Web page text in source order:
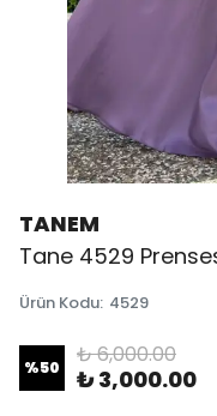
TANEM
Tane 4529
Ürün Kodu: 4529
%50 ₺ 6,000.00
₺ 3,000.00